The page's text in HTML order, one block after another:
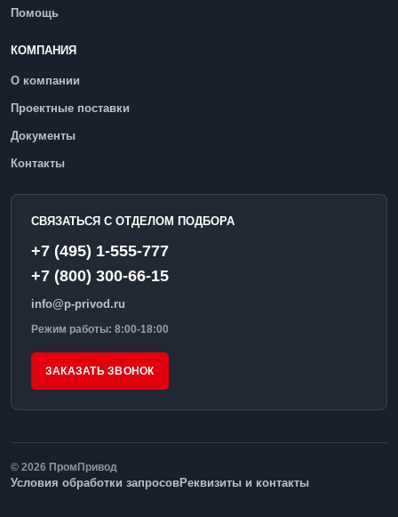
Помощь
КОМПАНИЯ
О компании
Проектные поставки
Документы
Контакты
СВЯЗАТЬСЯ С ОТДЕЛОМ ПОДБОРА
+7 (495) 1-555-777
+7 (800) 300-66-15
info@p-privod.ru
Режим работы: 8:00-18:00
ЗАКАЗАТЬ ЗВОНОК
© 2026 ПромПривод
Условия обработки запросовРеквизиты и контакты